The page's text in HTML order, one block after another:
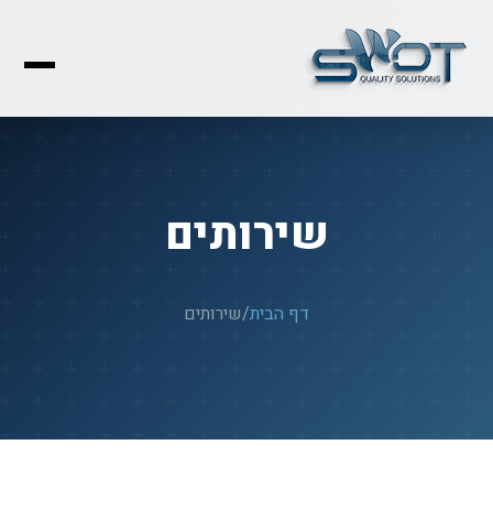
שירותים
דף הבית/שירותים